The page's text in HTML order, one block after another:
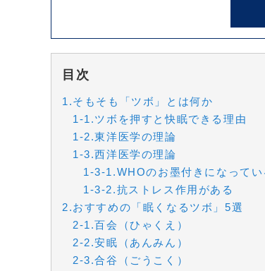
目次
1.そもそも「ツボ」とは何か
1-1.ツボを押すと快眠できる理由
1-2.東洋医学の理論
1-3.西洋医学の理論
1-3-1.WHOのお墨付きになってい
1-3-2.抗ストレス作用がある
2.おすすめの「眠くなるツボ」5選
2-1.百会（ひゃくえ）
2-2.安眠（あんみん）
2-3.合谷（ごうこく）